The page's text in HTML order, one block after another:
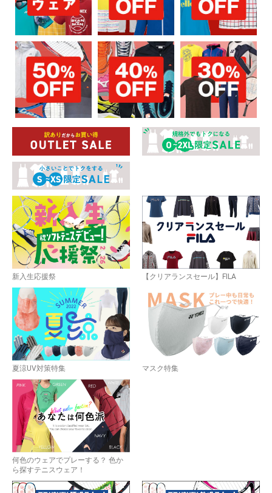
新入生応援祭 【クリアランスセール】FILA
夏涼UV対策特集 マスク特集
何色のウェアでプレーする？ 色か
ら探すテニスウェア！